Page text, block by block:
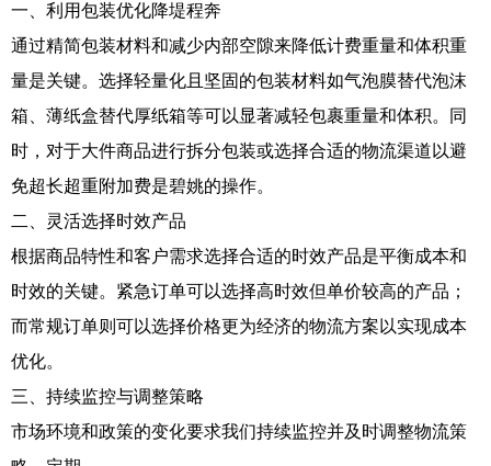
一、利用包装优化降堤程奔
通过精简包装材料和减少内部空隙来降低计费重量和体积重
量是关键。选择轻量化且坚固的包装材料如气泡膜替代泡沫
箱、薄纸盒替代厚纸箱等可以显著减轻包裹重量和体积。同
时，对于大件商品进行拆分包装或选择合适的物流渠道以避
免超长超重附加费是碧姚的操作。
二、灵活选择时效产品
根据商品特性和客户需求选择合适的时效产品是平衡成本和
时效的关键。紧急订单可以选择高时效但单价较高的产品；
而常规订单则可以选择价格更为经济的物流方案以实现成本
优化。
三、持续监控与调整策略
市场环境和政策的变化要求我们持续监控并及时调整物流策